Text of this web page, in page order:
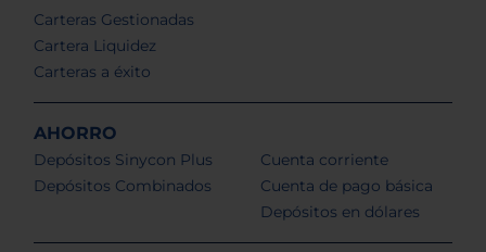
Carteras Gestionadas
Cartera Liquidez
Carteras a éxito
AHORRO
Depósitos Sinycon Plus
Depósitos Combinados
Cuenta corriente
Cuenta de pago básica
Depósitos en dólares